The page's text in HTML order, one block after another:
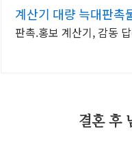
계산기 대량 늑대판촉
판촉.홍보 계산기, 감동
결혼 후